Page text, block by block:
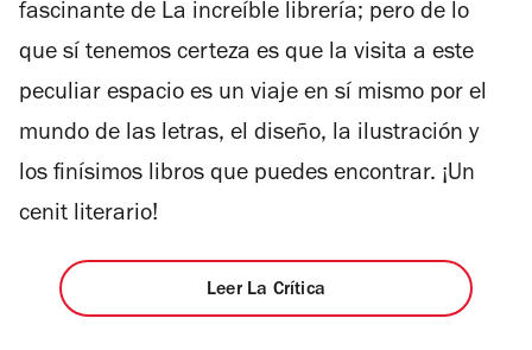
fascinante de La increíble librería; pero de lo
que sí tenemos certeza es que la visita a este
peculiar espacio es un viaje en sí mismo por el
mundo de las letras, el diseño, la ilustración y
los finísimos libros que puedes encontrar. ¡Un
cenit literario!
Leer La Crítica